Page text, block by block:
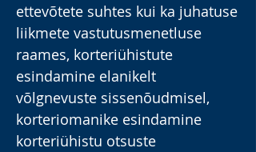
ettevõtete suhtes kui ka juhatuse
liikmete vastutusmenetluse
raames, korteriühistute
esindamine elanikelt
võlgnevuste sissenõudmisel,
korteriomanike esindamine
korteriühistu otsuste